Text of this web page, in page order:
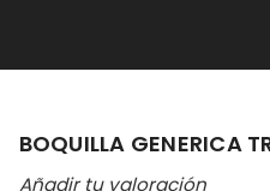
BOQUILLA GENERICA
Añadir tu valoración